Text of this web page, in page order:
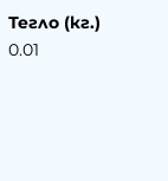
Тегло (кг.)
0.01